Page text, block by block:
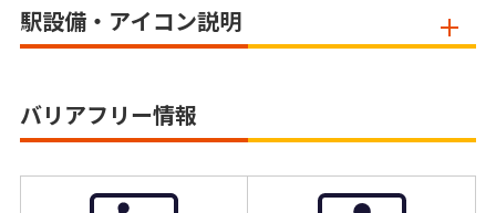
駅設備・アイコン説明
バリアフリー情報